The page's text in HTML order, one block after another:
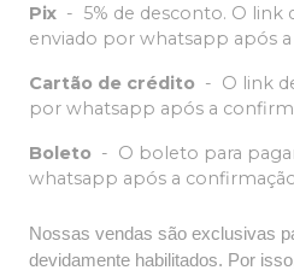
Pix - 5% de desconto. O link
enviado por whatsapp após
Cartão de crédito - O link
por whatsapp após a
Boleto - O boleto para
whatsapp após a
Nossas vendas são exclusivas
devidamente habilitados. Por